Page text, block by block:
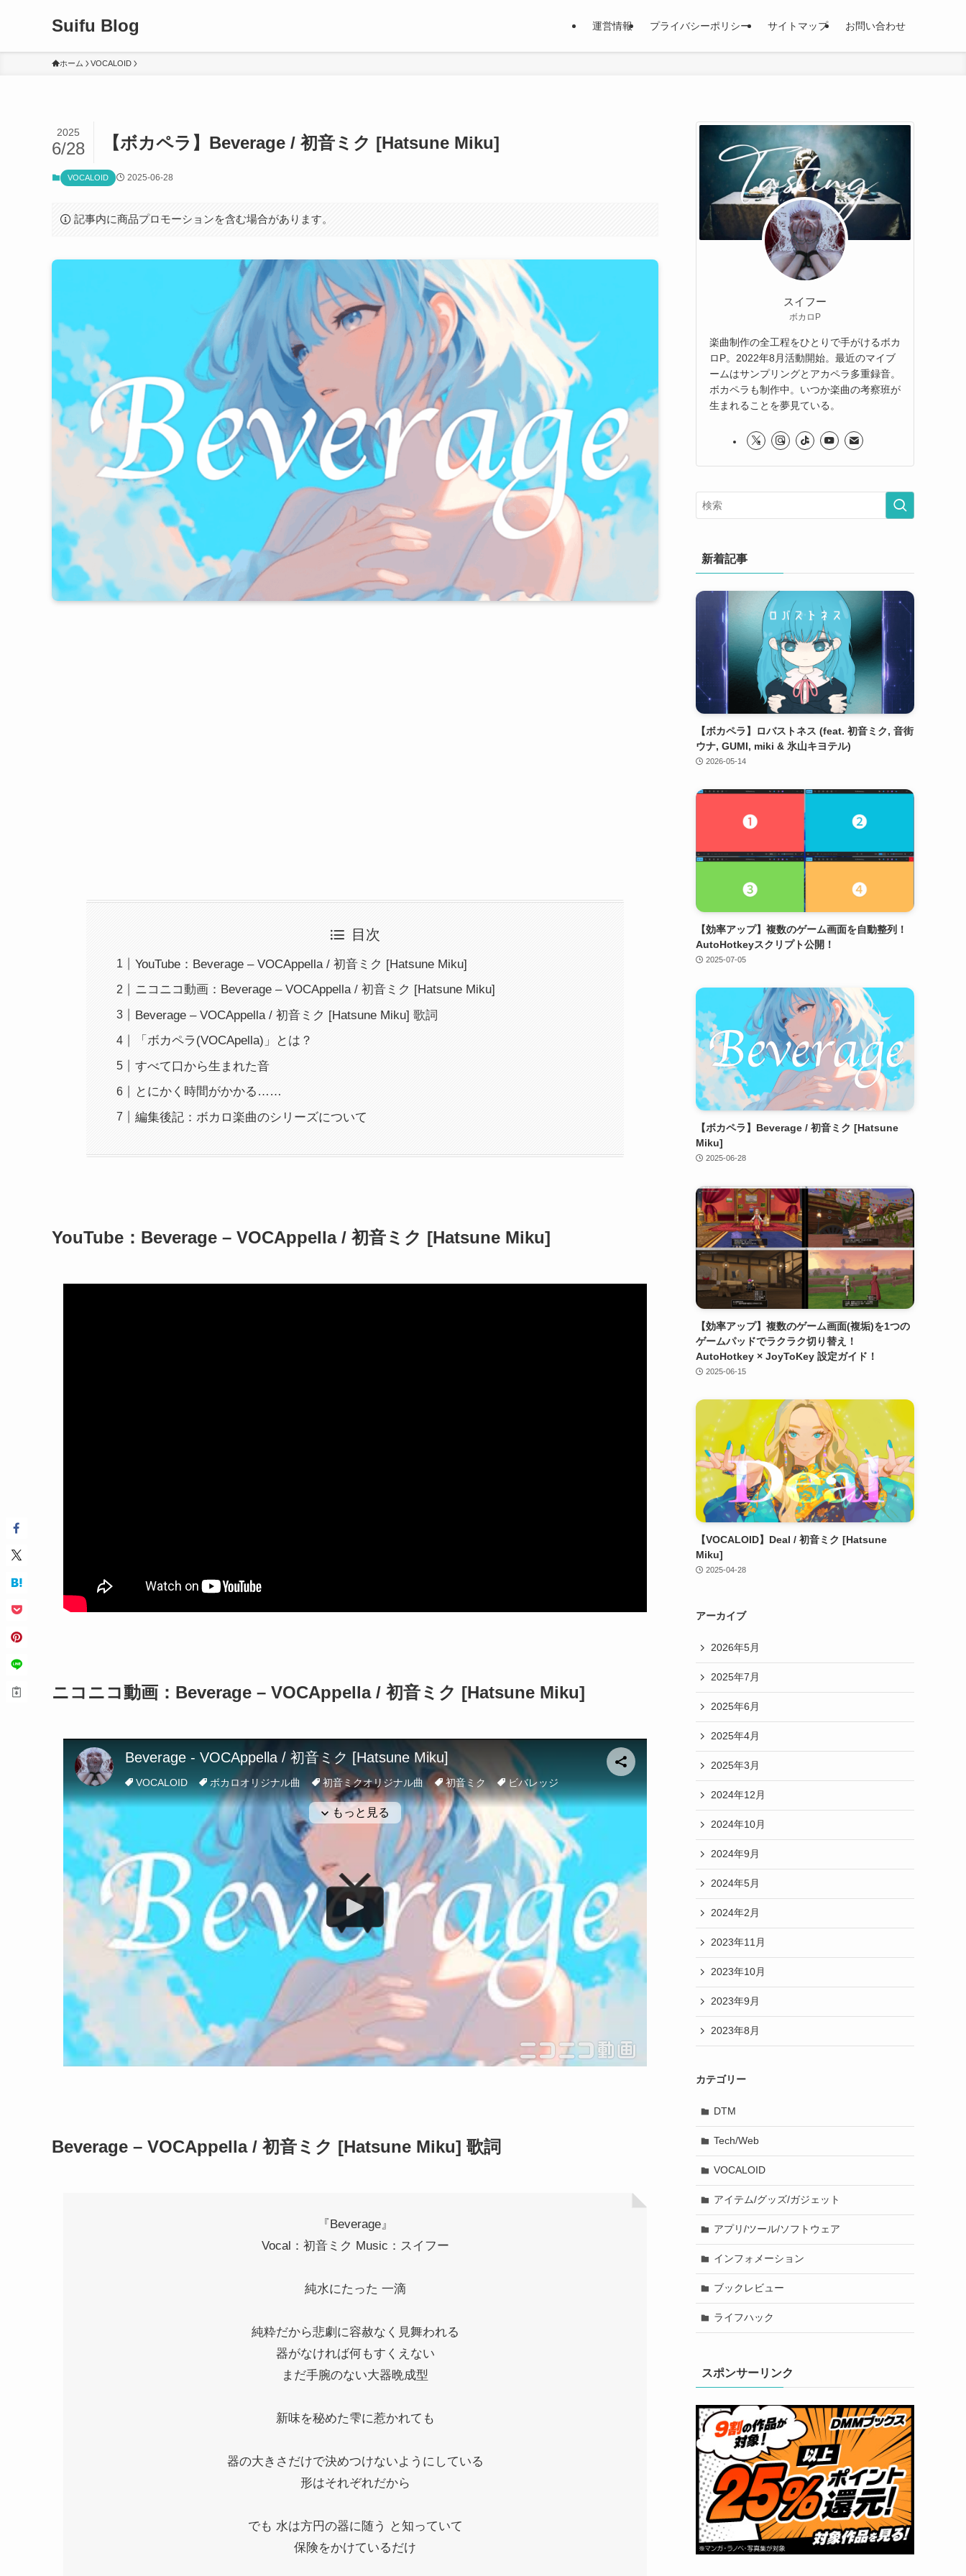
Suifu Blog 運営情報 プライバシーポリシー サイトマップ お問い合わせ
ホーム VOCALOID
【ボカペラ】Beverage / 初音ミク [Hatsune Miku]
2025
6/28
VOCALOID 2025-06-28
記事内に商品プロモーションを含む場合があります。
目次
YouTube：Beverage – VOCAppella / 初音ミク [Hatsune Miku]
ニコニコ動画：Beverage – VOCAppella / 初音ミク [Hatsune Miku]
Beverage – VOCAppella / 初音ミク [Hatsune Miku] 歌詞
「ボカペラ(VOCApella)」とは？
すべて口から生まれた音
とにかく時間がかかる……
編集後記：ボカロ楽曲のシリーズについて
YouTube：Beverage – VOCAppella / 初音ミク [Hatsune Miku]
ニコニコ動画：Beverage – VOCAppella / 初音ミク [Hatsune Miku]
Beverage – VOCAppella / 初音ミク [Hatsune Miku] 歌詞
『Beverage』
Vocal：初音ミク Music：スイフー
純水にたった 一滴
純粋だから悲劇に容赦なく見舞われる
器がなければ何もすくえない
まだ手腕のない大器晩成型
新味を秘めた雫に惹かれても
器の大きさだけで決めつけないようにしている
形はそれぞれだから
でも 水は方円の器に随う と知っていて
保険をかけているだけ
スイフー
ボカロP
楽曲制作の全工程をひとりで手がけるボカ
ロP。2022年8月活動開始。最近のマイブ
ームはサンプリングとアカペラ多重録音。
ボカペラも制作中。いつか楽曲の考察班が
生まれることを夢見ている。
新着記事
【ボカペラ】ロバストネス (feat. 初音ミク, 音街
ウナ, GUMI, miki & 氷山キヨテル)
2026-05-14
【効率アップ】複数のゲーム画面を自動整列！
AutoHotkeyスクリプト公開！
2025-07-05
【ボカペラ】Beverage / 初音ミク [Hatsune
Miku]
2025-06-28
【効率アップ】複数のゲーム画面(複垢)を1つの
ゲームパッドでラクラク切り替え！
AutoHotkey × JoyToKey 設定ガイド！
2025-06-15
【VOCALOID】Deal / 初音ミク [Hatsune
Miku]
2025-04-28
アーカイブ
2026年5月
2025年7月
2025年6月
2025年4月
2025年3月
2024年12月
2024年10月
2024年9月
2024年5月
2024年2月
2023年11月
2023年10月
2023年9月
2023年8月
カテゴリー
DTM
Tech/Web
VOCALOID
アイテム/グッズ/ガジェット
アプリ/ツール/ソフトウェア
インフォメーション
ブックレビュー
ライフハック
スポンサーリンク